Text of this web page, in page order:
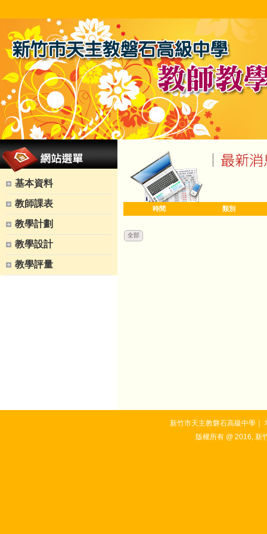
基本資料
教師課表
教學計劃
教學設計
教學評量
時間 類別
全部
新竹市天主教磐石高級中學｜
版權所有 @ 2016, 新